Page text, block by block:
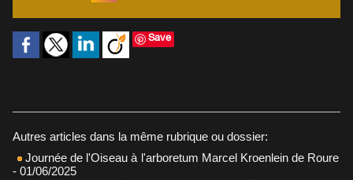
Save
Autres articles dans la même rubrique ou dossier:
Journée de l'Oiseau à l'arboretum Marcel Kroenlein de Roure
- 01/06/2025